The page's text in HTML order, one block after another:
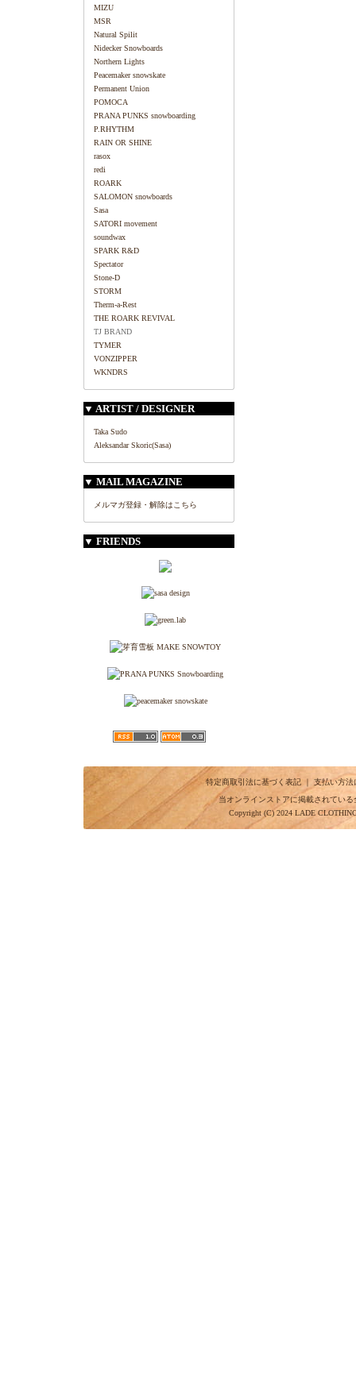
MIZU
MSR
Natural Spilit
Nidecker Snowboards
Northern Lights
Peacemaker snowskate
Permanent Union
POMOCA
PRANA PUNKS snowboarding
P.RHYTHM
RAIN OR SHINE
rasox
redi
ROARK
SALOMON snowboards
Sasa
SATORI movement
soundwax
SPARK R&D
Spectator
Stone-D
STORM
Therm-a-Rest
THE ROARK REVIVAL
TJ BRAND
TYMER
VONZIPPER
WKNDRS
▼ ARTIST / DESIGNER
Taka Sudo
Aleksandar Skoric(Sasa)
▼ MAIL MAGAZINE
メルマガ登録・解除はこちら
▼ FRIENDS
特定商取引法に基づく表記｜ 支払い方法
当オンラインストアに掲載されてい
Copyright (C) 2024 LADE